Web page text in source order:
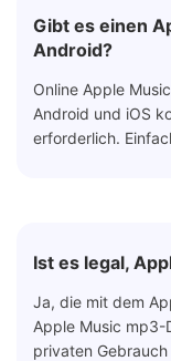
Gibt es einen
Android?
Online Apple
Android und iOS
erforderlich.
Ist es legal,
Ja, die mit dem
Apple Music mp3-
privaten